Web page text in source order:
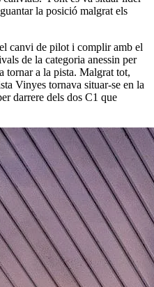
la posició malgrat els
canvi de pilot i complir amb el
de la categoria anessin per
tornar a la pista. Malgrat tot,
Vinyes tornava situar-se en la
darrere dels dos C1 que